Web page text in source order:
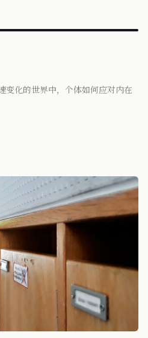
变化的世界中，个体如何应对内在